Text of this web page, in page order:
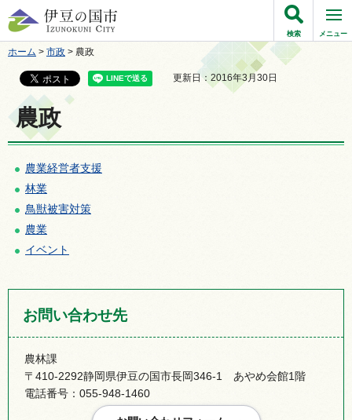
伊豆の国市
検索 メニュー
ホーム > 市政 > 農政
更新日：2016年3月30日
農政
農業経営者支援
林業
鳥獣被害対策
農業
イベント
お問い合わせ先
農林課
〒410-2292静岡県伊豆の国市長岡346-1 あやめ会館1階
電話番号：055-948-1460